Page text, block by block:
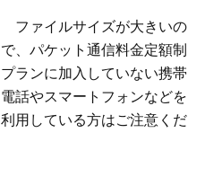
ファイルサイズが大きいの
で、パケット通信料金定額制
プランに加入していない携帯
電話やスマートフォンなどを
利用している方はご注意くだ